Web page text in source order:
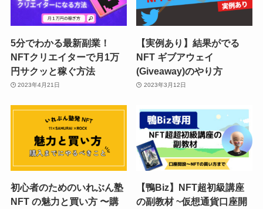
5分でわかる最新副業！
NFTクリエイターで月1万
円サクッと稼ぐ方法
2023年4月21日
【実例あり】結果がでる
NFT ギブアウェイ
(Giveaway)のやり方
2023年3月12日
初心者のためのいれぶん塾
NFT の魅力と買い方 〜購
【鴨Biz】NFT超初級講座
の副教材 ~仮想通貨口座開